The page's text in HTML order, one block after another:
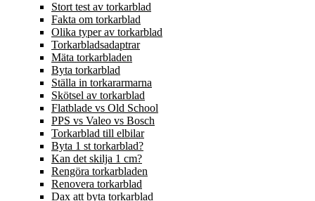
Stort test av torkarblad
Fakta om torkarblad
Olika typer av torkarblad
Torkarbladsadaptrar
Mäta torkarbladen
Byta torkarblad
Ställa in torkararmarna
Skötsel av torkarblad
Flatblade vs Old School
PPS vs Valeo vs Bosch
Torkarblad till elbilar
Byta 1 st torkarblad?
Kan det skilja 1 cm?
Rengöra torkarbladen
Renovera torkarblad
Dax att byta torkarblad